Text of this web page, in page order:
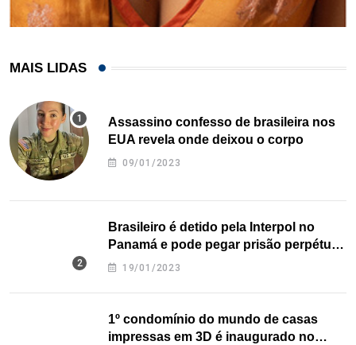
MAIS LIDAS
Assassino confesso de brasileira nos
EUA revela onde deixou o corpo
09/01/2023
Brasileiro é detido pela Interpol no
Panamá e pode pegar prisão perpétua
nos EUA
19/01/2023
1º condomínio do mundo de casas
impressas em 3D é inaugurado no